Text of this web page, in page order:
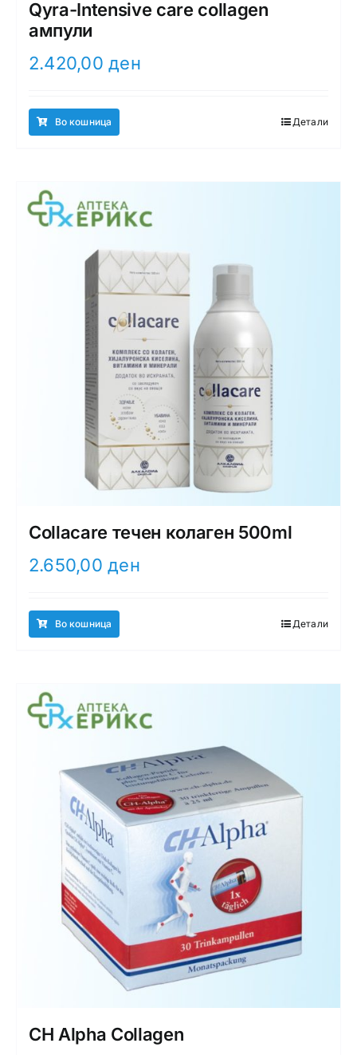
Qyra-Intensive care collagen
ампули
2.420,00ден
Во кошница Детали
Collacare течен колаген 500ml
2.650,00ден
Во кошница Детали
CH Alpha Collagen